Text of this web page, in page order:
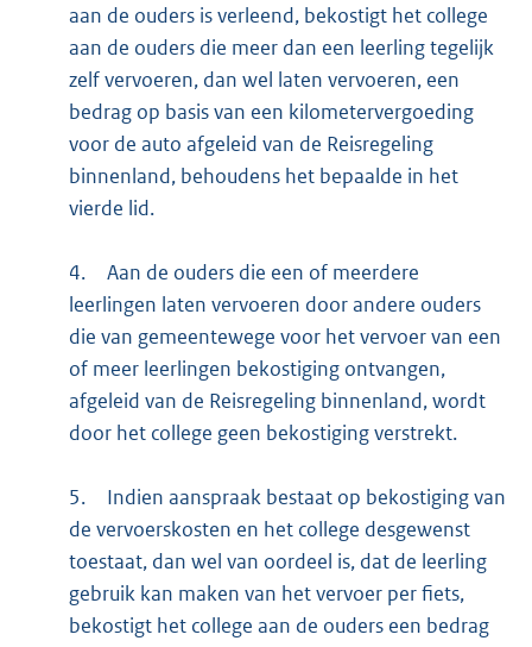
aan de ouders is verleend, bekostigt het college
aan de ouders die meer dan een leerling tegelijk
zelf vervoeren, dan wel laten vervoeren, een
bedrag op basis van een kilometervergoeding
voor de auto afgeleid van de Reisregeling
binnenland, behoudens het bepaalde in het
vierde lid.
4.
Aan de ouders die een of meerdere
leerlingen laten vervoeren door andere ouders
die van gemeentewege voor het vervoer van een
of meer leerlingen bekostiging ontvangen,
afgeleid van de Reisregeling binnenland, wordt
door het college geen bekostiging verstrekt.
5.
Indien aanspraak bestaat op bekostiging van
de vervoerskosten en het college desgewenst
toestaat, dan wel van oordeel is, dat de leerling
gebruik kan maken van het vervoer per fiets,
bekostigt het college aan de ouders een bedrag